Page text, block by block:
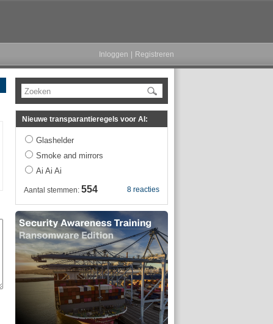
Inloggen Registreren
Zoeken
Nieuwe transparantieregels voor AI:
Glashelder
Smoke and mirrors
Ai Ai Ai
8 reacties
Aantal stemmen: 554